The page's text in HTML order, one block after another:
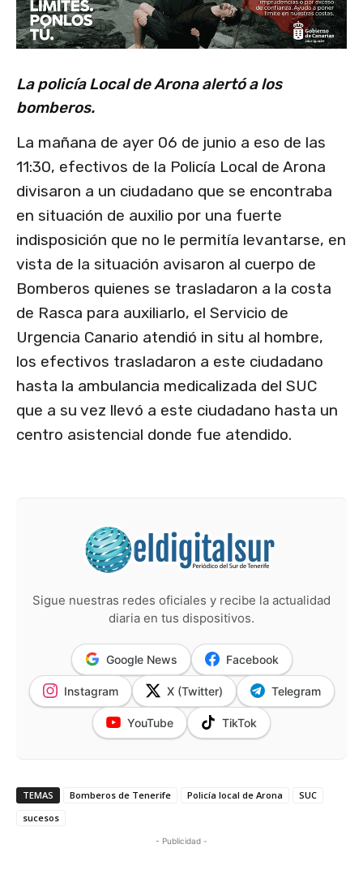
La policía Local de Arona alertó a los
bomberos.
La mañana de ayer 06 de junio a eso de las
11:30, efectivos de la Policía Local de Arona
divisaron a un ciudadano que se encontraba
en situación de auxilio por una fuerte
indisposición que no le permitía levantarse, en
vista de la situación avisaron al cuerpo de
Bomberos quienes se trasladaron a la costa
de Rasca para auxiliarlo, el Servicio de
Urgencia Canario atendió in situ al hombre,
los efectivos trasladaron a este ciudadano
hasta la ambulancia medicalizada del SUC
que a su vez llevó a este ciudadano hasta un
centro asistencial donde fue atendido.
Sigue nuestras redes oficiales y recibe la actualidad
diaria en tus dispositivos.
Google News Facebook
Instagram X (Twitter) Telegram
YouTube TikTok
TEMAS Bomberos de Tenerife Policía local de Arona
SUC
sucesos
- Publicidad -